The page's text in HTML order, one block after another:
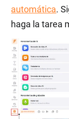
automática.
haga la tarea